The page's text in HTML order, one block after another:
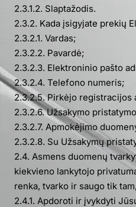
2.3.1.2. Slaptažodis.
2.3.2. Kada įsigyjate prekių
2.3.2.1. Vardas;
2.3.2.2. Pavardė;
2.3.2.3. Elektroninio pašto
2.3.2.4. Telefono numeris;
2.3.2.5. Pirkėjo registracijos
2.3.2.6. Užsakymo
2.3.2.7. Apmokėjimo
2.3.2.8. Su Užsakymų
2.4. Asmens duomenų
kiekvieno lankytojo
renka, tvarko ir saugo tik
2.4.1. Apdoroti ir įvykdyti